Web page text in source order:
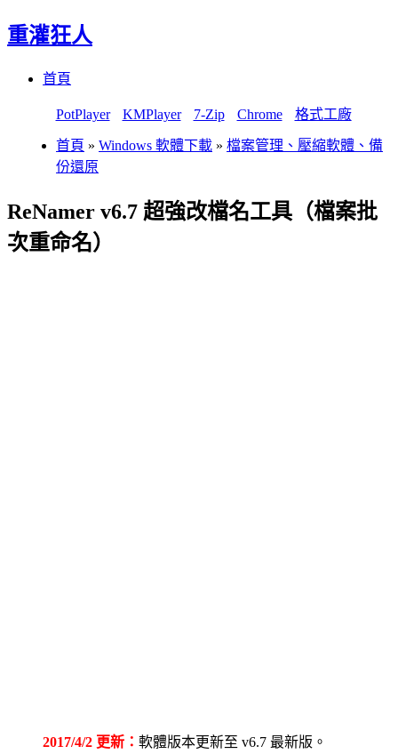
重灌狂人
首頁
PotPlayer KMPlayer 7-Zip Chrome 格式工廠
首頁 » Windows 軟體下載 » 檔案管理、壓縮軟體、備
份還原
ReNamer v6.7 超強改檔名工具（檔案批
次重命名）
2017/4/2 更新： 軟體版本更新至 v6.7 最新版。